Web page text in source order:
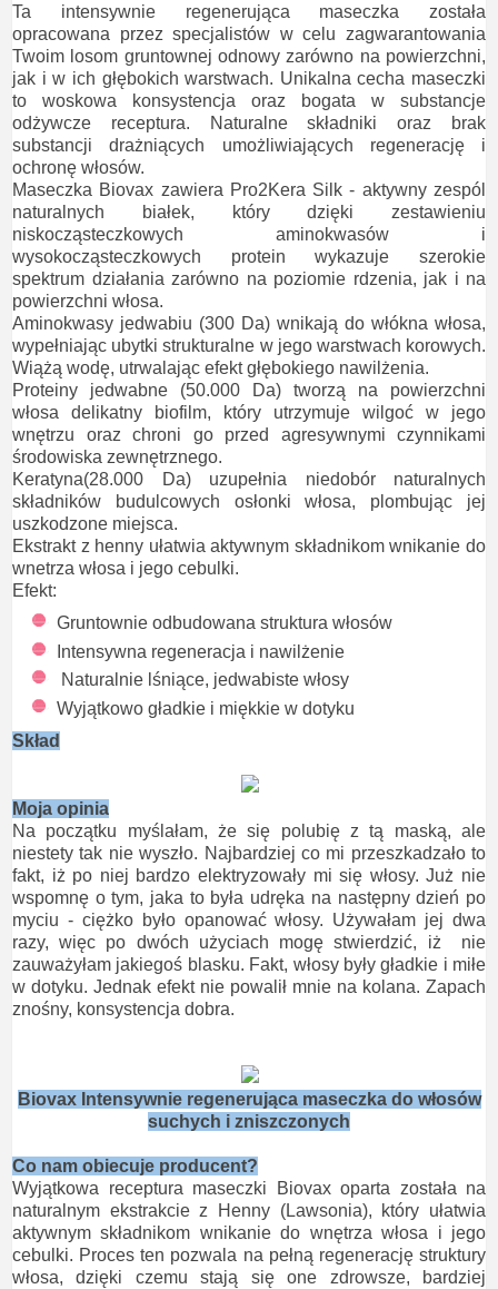
Ta intensywnie regenerująca maseczka została
opracowana przez specjalistów w celu zagwarantowania
Twoim losom gruntownej odnowy zarówno na powierzchni,
jak i w ich głębokich warstwach. Unikalna cecha maseczki
to woskowa konsystencja oraz bogata w substancje
odżywcze receptura. Naturalne składniki oraz brak
substancji drażniących umożliwiających regenerację i
ochronę włosów.
Maseczka Biovax zawiera Pro2Kera Silk - aktywny zespól
naturalnych białek, który dzięki zestawieniu
niskocząsteczkowych aminokwasów i
wysokocząsteczkowych protein wykazuje szerokie
spektrum działania zarówno na poziomie rdzenia, jak i na
powierzchni włosa.
Aminokwasy jedwabiu (300 Da) wnikają do włókna włosa,
wypełniając ubytki strukturalne w jego warstwach korowych.
Wiążą wodę, utrwalając efekt głębokiego nawilżenia.
Proteiny jedwabne (50.000 Da) tworzą na powierzchni
włosa delikatny biofilm, który utrzymuje wilgoć w jego
wnętrzu oraz chroni go przed agresywnymi czynnikami
środowiska zewnętrznego.
Keratyna(28.000 Da) uzupełnia niedobór naturalnych
składników budulcowych osłonki włosa, plombując jej
uszkodzone miejsca.
Ekstrakt z henny ułatwia aktywnym składnikom wnikanie do
wnetrza włosa i jego cebulki.
Efekt:
Gruntownie odbudowana struktura włosów
Intensywna regeneracja i nawilżenie
Naturalnie lśniące, jedwabiste włosy
Wyjątkowo gładkie i miękkie w dotyku
Skład
Moja opinia
Na początku myślałam, że się polubię z tą maską, ale
niestety tak nie wyszło. Najbardziej co mi przeszkadzało to
fakt, iż po niej bardzo elektryzowały mi się włosy. Już nie
wspomnę o tym, jaka to była udręka na następny dzień po
myciu - ciężko było opanować włosy. Używałam jej dwa
razy, więc po dwóch użyciach mogę stwierdzić, iż nie
zauważyłam jakiegoś blasku. Fakt, włosy były gładkie i miłe
w dotyku. Jednak efekt nie powalił mnie na kolana. Zapach
znośny, konsystencja dobra.
Biovax Intensywnie regenerująca maseczka do włosów
suchych i zniszczonych
Co nam obiecuje producent?
Wyjątkowa receptura maseczki Biovax oparta została na
naturalnym ekstrakcie z Henny (Lawsonia), który ułatwia
aktywnym składnikom wnikanie do wnętrza włosa i jego
cebulki. Proces ten pozwala na pełną regenerację struktury
włosa, dzięki czemu stają się one zdrowsze, bardziej